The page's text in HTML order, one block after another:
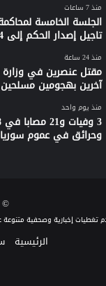
منذ 7 ساعات
الجلسة الخامسة
تاجيل إصدار الحكم إلى 24 آب
منذ 24 ساعة
مقتل عنصرين في وزارة
آخرين بهجومين
منذ يوم واحد
وحرائق في عموم
© 2026 جميع الحقوق محفوظة لفرش أون لاين
الرئيسية